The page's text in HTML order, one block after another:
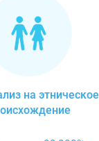
на этническое